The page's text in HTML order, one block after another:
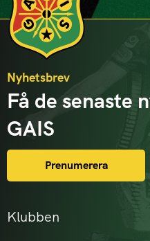
Klubben
Nyhetsbrev
Få de senaste
GAIS
Prenumerera